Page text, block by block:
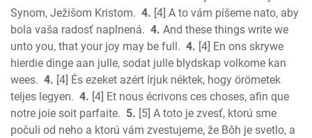
Ephesians
Phillipians
Colossians
1 Thess.
2 Thess.
1 Timothy
2 Timothy
Synom, Ježišom Kristom. 4. [4] A to vám píšeme nato, aby
bola vaša radosť naplnená. 4. And these things write we
unto you, that your joy may be full. 4. [4] En ons skrywe
hierdie dinge aan julle, sodat julle blydskap volkome kan
wees. 4. [4] És ezeket azért írjuk néktek, hogy örömetek
teljes legyen. 4. [4] Et nous écrivons ces choses, afin que
notre joie soit parfaite. 5. [5] A toto je zvesť, ktorú sme
počuli od neho a ktorú vám zvestujeme, že Bôh je svetlo, a